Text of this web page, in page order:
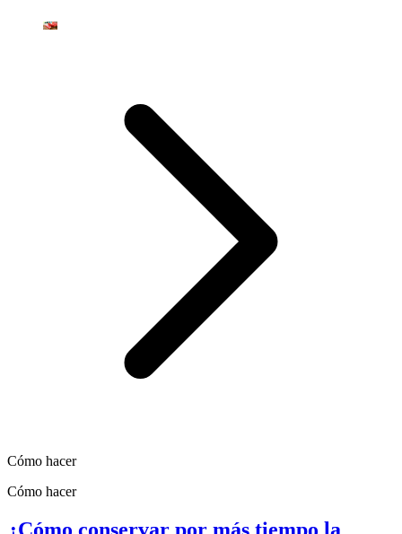
Cómo hacer
Cómo hacer